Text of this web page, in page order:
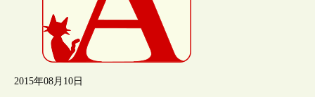
2015年08月10日